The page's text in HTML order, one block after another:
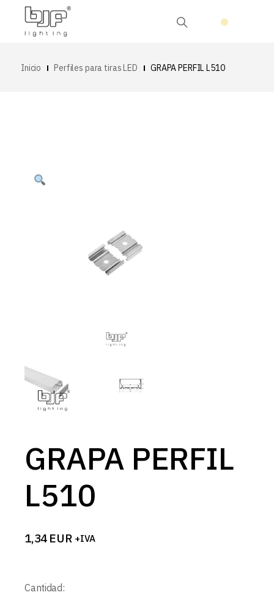
Inicio Perfiles para tiras LED GRAPA PERFIL L510
GRAPA PERFIL
L510
1,34 EUR +IVA
Cantidad: